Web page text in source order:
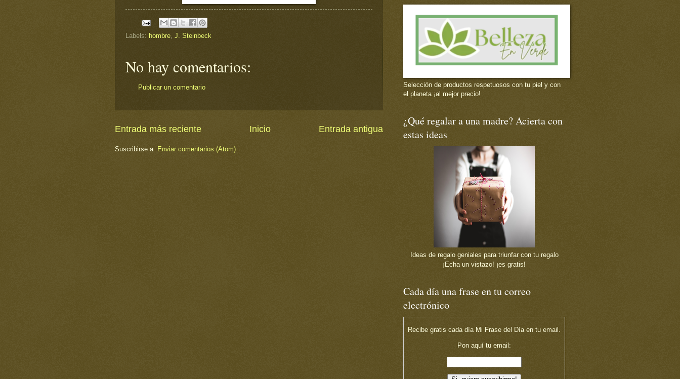
Labels: hombre, J. Steinbeck
No hay comentarios:
Publicar un comentario
Entrada más reciente Entrada antigua
Inicio
Suscribirse a: Enviar comentarios (Atom)
Selección de productos respetuosos con tu piel y con
el planeta ¡al mejor precio!
¿Qué regalar a una madre? Acierta con
estas ideas
Ideas de regalo geniales para triunfar con tu regalo
¡Echa un vistazo! ¡es gratis!
Cada día una frase en tu correo
electrónico
Recibe gratis cada día Mi Frase del Día en tu email.
Pon aquí tu email: